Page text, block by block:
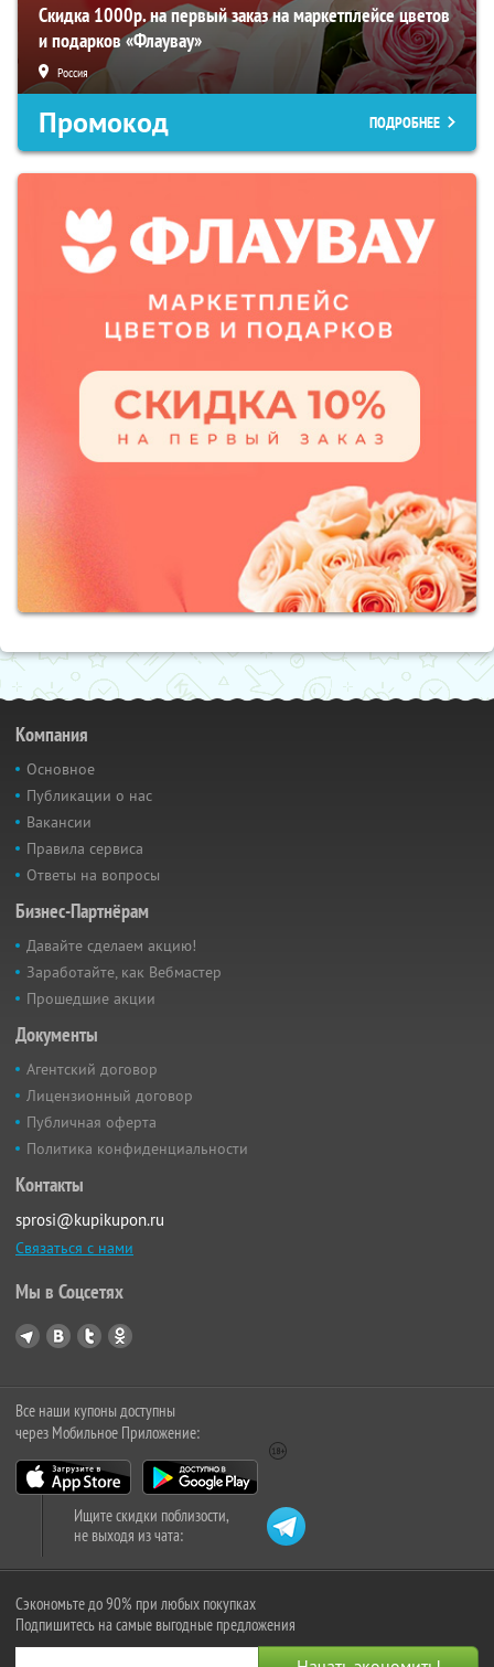
Скидка 1000р. на первый заказ на маркетплейсе цветов
и подарков «Флаувау»
Россия
Промокод ПОДРОБНЕЕ
Компания
Основное
Публикации о нас
Вакансии
Правила сервиса
Ответы на вопросы
Бизнес-Партнёрам
Давайте сделаем акцию!
Заработайте, как Вебмастер
Прошедшие акции
Документы
Агентский договор
Лицензионный договор
Публичная оферта
Политика конфиденциальности
Контакты
sprosi@kupikupon.ru
Связаться с нами
Мы в Соцсетях
Все наши купоны доступны
через Мобильное Приложение:
Ищите скидки поблизости,
не выходя из чата:
Сэкономьте до 90% при любых покупках
Подпишитесь на самые выгодные предложения